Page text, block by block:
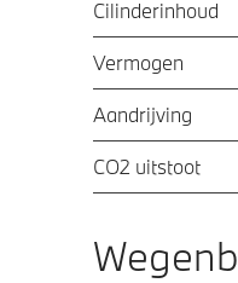
Cilinderinhoud
Vermogen
Aandrijving
CO2 uitstoot